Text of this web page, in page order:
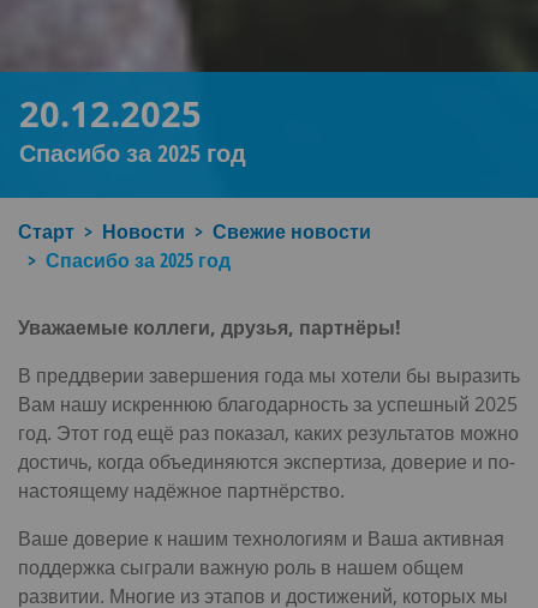
20.12.2025
Спасибо за 2025 год
Старт Новости
Свежие новости
Спасибо за 2025 год
Уважаемые коллеги, друзья, партнёры!
В преддверии завершения года мы хотели бы выразить
Вам нашу искреннюю благодарность за успешный 2025
год. Этот год ещё раз показал, каких результатов можно
достичь, когда объединяются экспертиза, доверие и по-
настоящему надёжное партнёрство.
Ваше доверие к нашим технологиям и Ваша активная
поддержка сыграли важную роль в нашем общем
развитии. Многие из этапов и достижений, которых мы